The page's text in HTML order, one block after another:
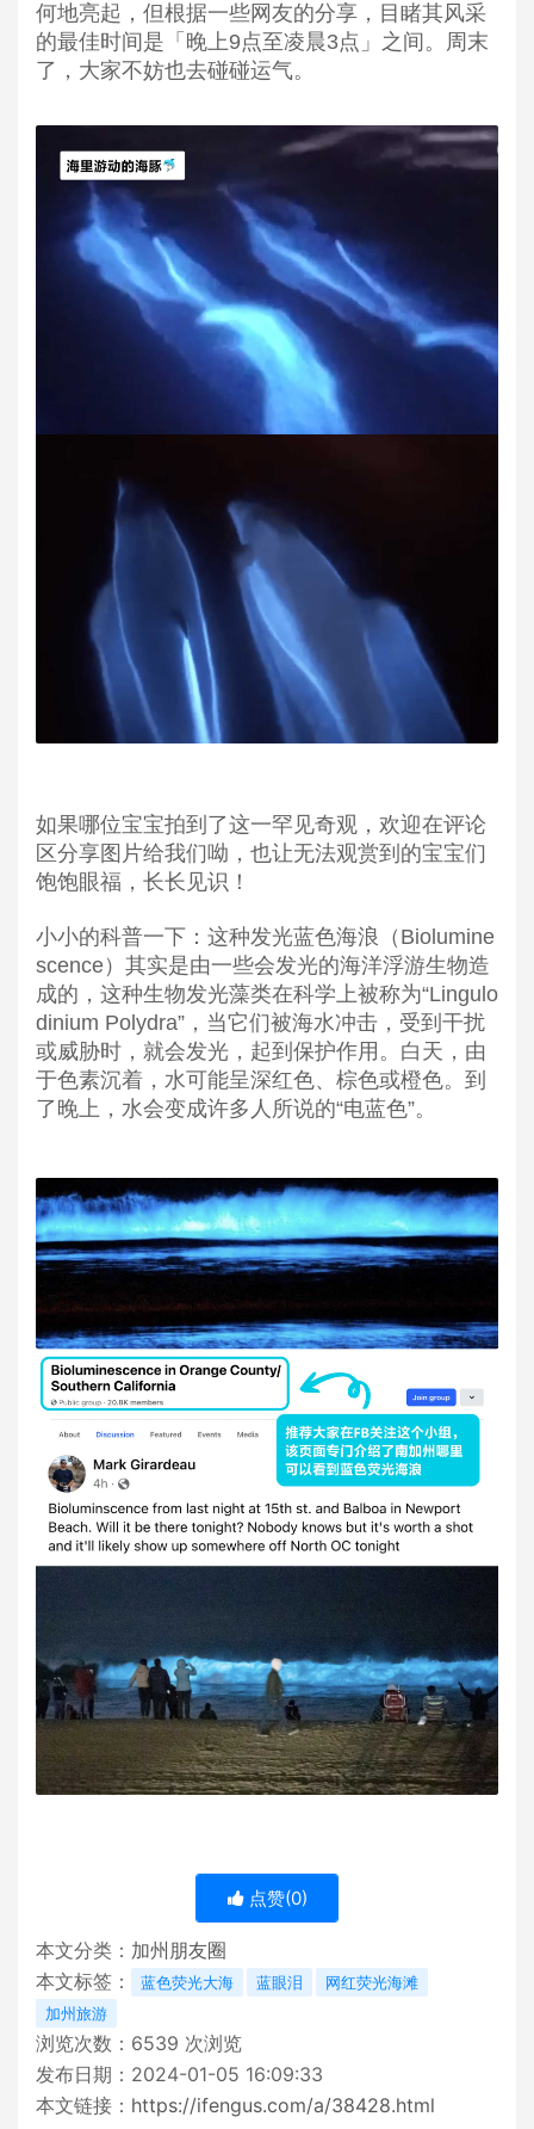
何地亮起，但根据一些网友的分享，目睹其风采
的最佳时间是「晚上9点至凌晨3点」之间。周末
了，大家不妨也去碰碰运气。
如果哪位宝宝拍到了这一罕见奇观，欢迎在评论
区分享图片给我们呦，也让无法观赏到的宝宝们
饱饱眼福，长长见识！
小小的科普一下：这种发光蓝色海浪（Biolumine
scence）其实是由一些会发光的海洋浮游生物造
成的，这种生物发光藻类在科学上被称为“Lingulo
dinium Polydra”，当它们被海水冲击，受到干扰
或威胁时，就会发光，起到保护作用。白天，由
于色素沉着，水可能呈深红色、棕色或橙色。到
了晚上，水会变成许多人所说的“电蓝色”。
点赞(0)
本文分类： 加州朋友圈
本文标签：
蓝色荧光大海 蓝眼泪
网红荧光海滩
加州旅游
浏览次数： 6539 次浏览
发布日期：2024-01-05 16:09:33
本文链接： https://ifengus.com/a/38428.html